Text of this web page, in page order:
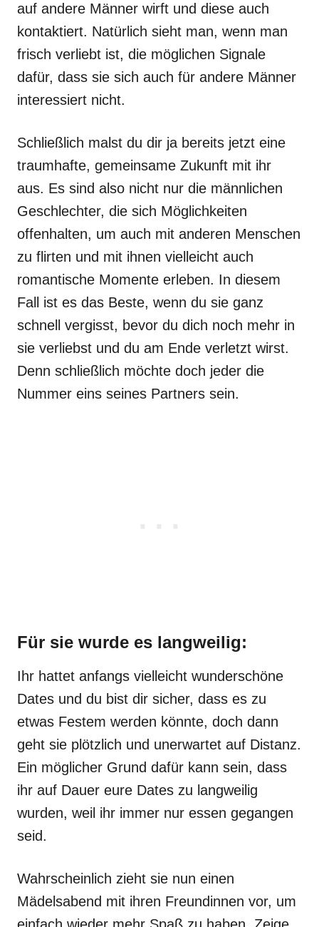
auf andere Männer wirft und diese auch
kontaktiert. Natürlich sieht man, wenn man
frisch verliebt ist, die möglichen Signale
dafür, dass sie sich auch für andere Männer
interessiert nicht.
Schließlich malst du dir ja bereits jetzt eine
traumhafte, gemeinsame Zukunft mit ihr
aus. Es sind also nicht nur die männlichen
Geschlechter, die sich Möglichkeiten
offenhalten, um auch mit anderen Menschen
zu flirten und mit ihnen vielleicht auch
romantische Momente erleben. In diesem
Fall ist es das Beste, wenn du sie ganz
schnell vergisst, bevor du dich noch mehr in
sie verliebst und du am Ende verletzt wirst.
Denn schließlich möchte doch jeder die
Nummer eins seines Partners sein.
Für sie wurde es langweilig:
Ihr hattet anfangs vielleicht wunderschöne
Dates und du bist dir sicher, dass es zu
etwas Festem werden könnte, doch dann
geht sie plötzlich und unerwartet auf Distanz.
Ein möglicher Grund dafür kann sein, dass
ihr auf Dauer eure Dates zu langweilig
wurden, weil ihr immer nur essen gegangen
seid.
Wahrscheinlich zieht sie nun einen
Mädelsabend mit ihren Freundinnen vor, um